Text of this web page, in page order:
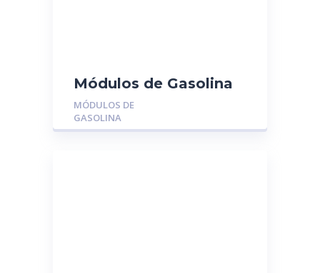
Módulos de Gasolina
MGR-MU1314:
CHEVROLET
SILVERADO 5.3 04/06
MÓDULOS DE
GASOLINA